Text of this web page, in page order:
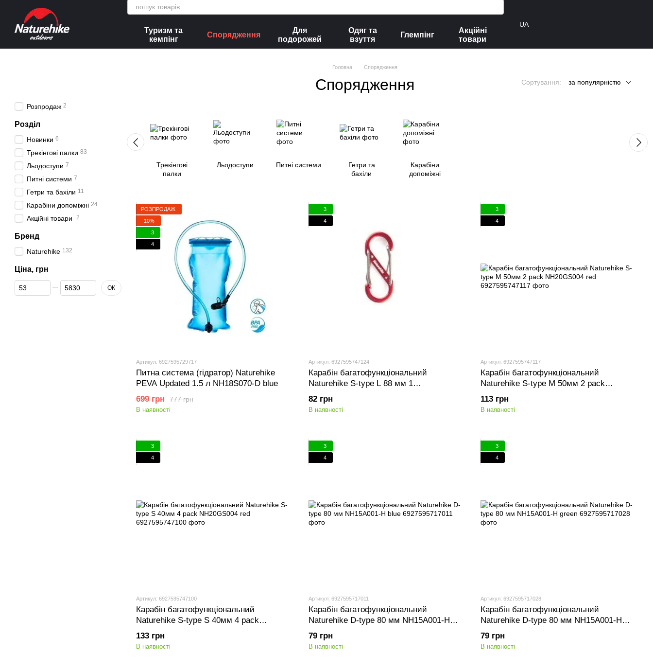
Перейти до основного контенту
Туризм та
кемпінг
Спорядження
Для
подорожей
Одяг та
взуття
Глемпінг
Акційні
товари
UA
Головна Спорядження
Спорядження Сортування: за популярністю
Трекінгові
палки
Льодоступи Питні системи
Гетри та
бахіли
Карабіни
допоміжні
РОЗПРОДАЖ
−10%
3
4
Артикул: 6927595729717
Питна система (гідратор) Naturehike
PEVA Updated 1.5 л NH18S070-D blue
777 грн
699 грн
В наявності
3
4
Артикул: 6927595747124
Карабін багатофункціональний
Naturehike S-type L 88 мм 1
pack NH20GS004 red
82 грн
В наявності
3
4
Артикул: 6927595747117
Карабін багатофункціональний
Naturehike S-type M 50мм 2 pack
NH20GS004 red
113 грн
В наявності
3
4
Артикул: 6927595747100
Карабін багатофункціональний
Naturehike S-type S 40мм 4 pack
NH20GS004 red
133 грн
В наявності
3
4
Артикул: 6927595717011
Карабін багатофункціональний
Naturehike D-type 80 мм NH15A001-H
blue
79 грн
В наявності
3
4
Артикул: 6927595717028
Карабін багатофункціональний
Naturehike D-type 80 мм NH15A001-H
green
79 грн
В наявності
Розпродаж 2
Розділ
Новинки 6
Трекінгові палки 83
Льодоступи 7
Питні системи 7
Гетри та бахіли 11
Карабіни допоміжні 24
Акційні товари 2
Бренд
Naturehike 132
Ціна, грн
Від Ціна, грн
До Ціна, грн ОК